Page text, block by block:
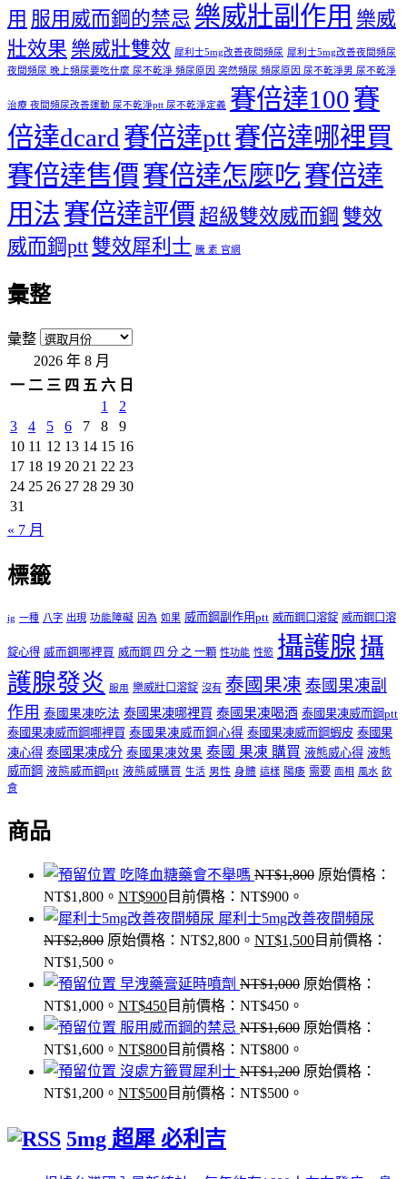
用 服用威而鋼的禁忌 樂威壯副作用 樂威
壯效果 樂威壯雙效 犀利士5mg改善夜間頻尿 犀利士5mg改善夜間頻尿
夜間頻尿 晚上頻尿要吃什麼 尿不乾淨 頻尿原因 突然頻尿 頻尿原因 尿不乾淨男 尿不乾淨
治療 夜間頻尿改善運動 尿不乾淨ptt 尿不乾淨定義 賽倍達100賽
倍達dcard 賽倍達ptt賽倍達哪裡買
賽倍達售價 賽倍達怎麼吃賽倍達
用法賽倍達評價 超級雙效威而鋼 雙效
威而鋼ptt 雙效犀利士 騰 素 官網
彙整
彙整
2026 年 8 月
一 二 三 四 五 六 日
1
2
3
4 5 6 7 8
9
10 11 12 13 14 15 16
17 18 19 20 21 22 23
24 25 26 27 28 29 30
31
« 7 月
標籤
ig 一種 八字 出現 功能障礙 因為 如果 威而鋼副作用ptt 威而鋼口溶錠 威而鋼口溶
錠心得 威而鋼哪裡買 威而鋼 四 分 之 一顆 性功能 性慾 攝護腺 攝
護腺發炎
服用 樂威壯口溶錠 沒有 泰國果凍 泰國果凍副
作用 泰國果凍吃法 泰國果凍哪裡買 泰國果凍喝酒 泰國果凍威而鋼ptt
泰國果凍威而鋼哪裡買 泰國果凍威而鋼心得 泰國果凍威而鋼蝦皮 泰國果
凍心得 泰國果凍成分 泰國果凍效果 泰國 果凍 購買 液態威心得 液態
威而鋼 液態威而鋼ptt 液態威購買 生活 男性 身體 這樣 陽痿 需要 面相 風水 飲
食
商品
吃降血糖藥會不舉嗎 NT$1,800 原始價格：
NT$1,800。 NT$900目前價格：NT$900。
犀利士5mg改善夜間頻尿
NT$2,800 原始價格：NT$2,800。 NT$1,500目前價格：
NT$1,500。
早洩藥膏延時噴劑 NT$1,000 原始價格：
NT$1,000。 NT$450目前價格：NT$450。
服用威而鋼的禁忌 NT$1,600 原始價格：
NT$1,600。 NT$800目前價格：NT$800。
沒處方籤買犀利士 NT$1,200 原始價格：
NT$1,200。 NT$500目前價格：NT$500。
5mg 超犀 必利吉